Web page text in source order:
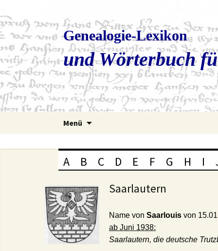
Genealogie-Lexikon
und Wörterbuch
Menü
A B C D E F G H I
Saarlautern
Name von Saarlouis von
ab Juni 1938:
Saarlautern, die deutsche